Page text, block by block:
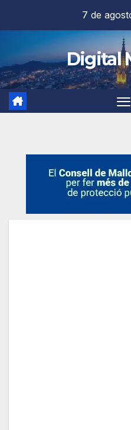
contenido
7 de
Digital